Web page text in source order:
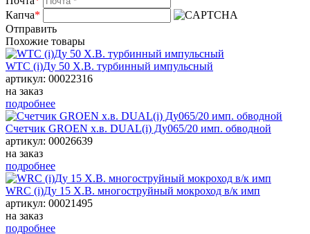
Капча*
Отправить
Похожие товары
WTC (i)Ду 50 Х.В. турбинный импульсный
артикул: 00022316
на заказ
подробнее
Счетчик GROEN х.в. DUAL(i) Ду065/20 имп. обводной
артикул: 00026639
на заказ
подробнее
WRC (i)Ду 15 Х.В. многоструйный мокроход в/к имп
артикул: 00021495
на заказ
подробнее